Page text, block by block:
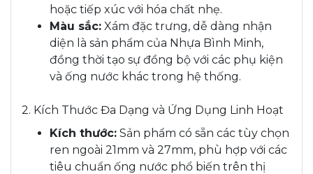
hoặc tiếp xúc với hóa chất nhẹ.
Màu sắc: Xám đặc trưng, dễ dàng nhận
diện là sản phẩm của Nhựa Bình Minh,
đồng thời tạo sự đồng bộ với các phụ kiện
và ống nước khác trong hệ thống.
2. Kích Thước Đa Dạng và Ứng Dụng Linh Hoạt
Kích thước: Sản phẩm có sẵn các tùy chọn
ren ngoài 21mm và 27mm, phù hợp với các
tiêu chuẩn ống nước phổ biến trên thị